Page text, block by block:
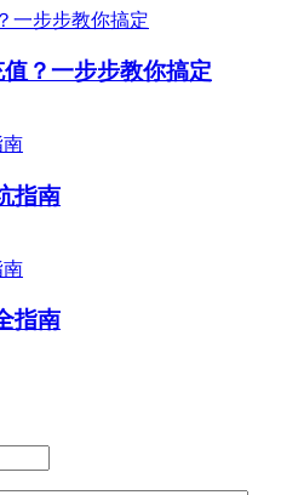
？一步步教你搞定
指南
指南